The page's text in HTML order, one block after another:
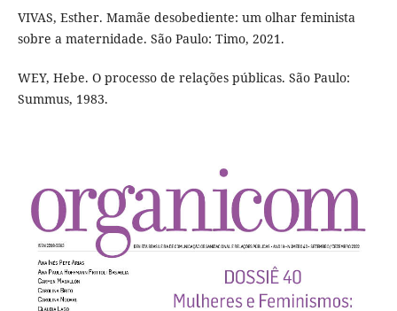
VIVAS, Esther. Mamãe desobediente: um olhar feminista
sobre a maternidade. São Paulo: Timo, 2021.
WEY, Hebe. O processo de relações públicas. São Paulo:
Summus, 1983.